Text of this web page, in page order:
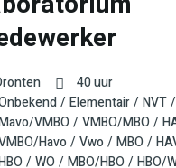
40 uur
Elementair NVT
VMBO
VMBO/MBO
Havo
Vwo MBO
WO MBO/HBO
HBO/